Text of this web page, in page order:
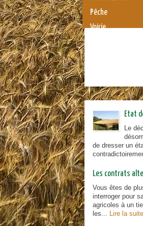
Pêche
Voirie
Etat
Le
de dresser un
Les contrats
Vous êtes de
interroger pour
agricoles à un
les... Lire la suite